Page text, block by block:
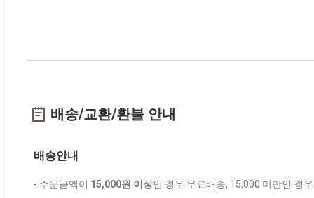
배송/교환/환불 안내
배송안내
- 주문금액이 15,000원 이상인 경우 무료배송, 15,000 미만인 경